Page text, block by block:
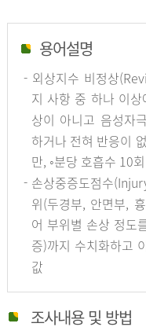
용어설명
- 외상지수 비정상
지 사항 중 하나 이
상이 아니고 음성자
하거나 전혀 반응이
만, ◦분당 호흡수 10
- 손상중증도점수
위(두경부, 안면부,
어 부위별 손상 정도
증)까지 수치화하고
값
조사내용 및 방법